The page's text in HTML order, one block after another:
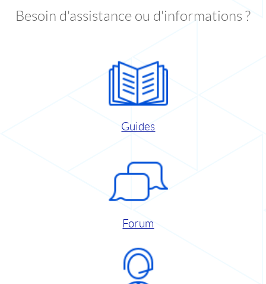
Besoin d'assistance ou d'informations ?
Guides
Forum